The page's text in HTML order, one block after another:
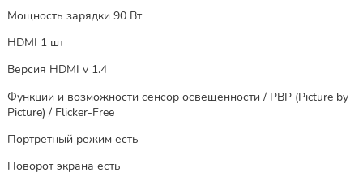
Мощность зарядки 90 Вт
HDMI 1 шт
Версия HDMI v 1.4
Функции и возможности сенсор освещенности / PBP (Picture by
Picture) / Flicker-Free
Портретный режим есть
Поворот экрана есть